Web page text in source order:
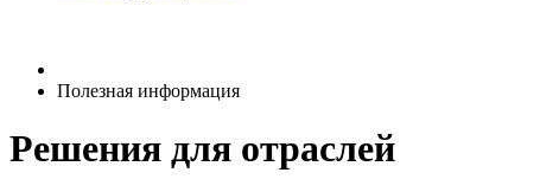
Полезная информация
Решения для отраслей